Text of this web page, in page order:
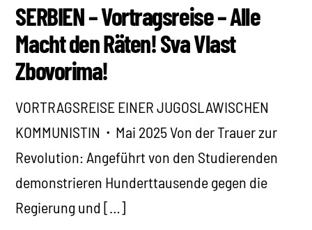
SERBIEN – Vortragsreise – Alle
Macht den Räten! Sva Vlast
Zbovorima!
VORTRAGSREISE EINER JUGOSLAWISCHEN
KOMMUNISTIN・Mai 2025 Von der Trauer zur
Revolution: Angeführt von den Studierenden
demonstrieren Hunderttausende gegen die
Regierung und […]